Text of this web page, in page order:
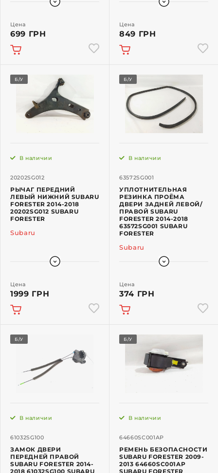
Цена
699 ГРН
Цена
849 ГРН
Б/У
20202SG012
В наличии
РЫЧАГ ПЕРЕДНИЙ
ЛЕВЫЙ НИЖНИЙ SUBARU
FORESTER 2014-2018
20202SG012 SUBARU
FORESTER
Subaru
Цена
1999 ГРН
Б/У
63572SG001
В наличии
УПЛОТНИТЕЛЬНАЯ
РЕЗИНКА ПРОЁМА
ДВЕРИ ЗАДНЕЙ ЛЕВОЙ/
ПРАВОЙ SUBARU
FORESTER 2014-2018
63572SG001 SUBARU
FORESTER
Subaru
Цена
374 ГРН
Б/У
61032SG100
В наличии
ЗАМОК ДВЕРИ
ПЕРЕДНЕЙ ПРАВОЙ
SUBARU FORESTER 2014-
2018 61032SG100 SUBARU
Б/У
64660SC001AP
В наличии
РЕМЕНЬ БЕЗОПАСНОСТИ
SUBARU FORESTER 2009-
2013 64660SC001AP
SUBARU FORESTER